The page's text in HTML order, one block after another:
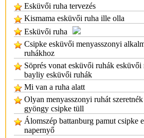
Esküvői ruha tervezés
Kismama esküvői ruha ille olla
Esküvői ruha
Csipke esküvői menyasszonyi
ruhákhoz
Söprés vonat esküvői ruhák esküvői
bayliy esküvői ruhák
Mi van a ruha alatt
Olyan menyasszonyi ruhát
gyöngy csipke tüll
Álomszép battanburg pamut csipke
napernyő